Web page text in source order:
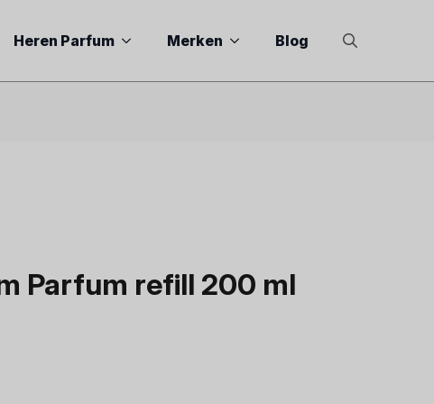
Heren Parfum Merken
Blog
Parfum refill 200 ml